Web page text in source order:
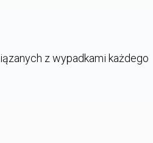
z wypadkami każdego